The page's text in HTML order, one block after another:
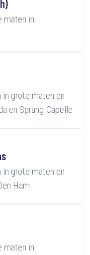
maten in
grote maten en
en Sprang-Capelle
grote maten en
Ham
maten in